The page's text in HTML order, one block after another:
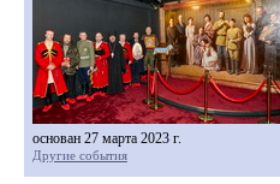
основан 27 марта 2023 г.
Другие события